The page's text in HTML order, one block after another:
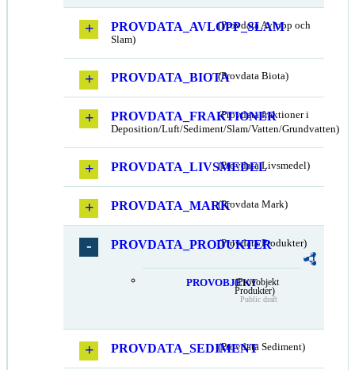
PROVDATA_AVLOPP_SLAM
(Provdata Avlopp och
Slam)
PROVDATA_BIOTA(Provdata Biota)
PROVDATA_FRAKTIONER
(Provdata fraktioner i
Deposition/Luft/Sediment/Slam/Vatten/Grundvatten)
PROVDATA_LIVSMEDEL
(Provdata Livsmedel)
PROVDATA_MARK(Provdata Mark)
PROVDATA_PRODUKTER
(Provdata Produkter)
PROVOBJEKT(Provobjekt
Produkter)
Public draft
PROVDATA_SEDIMENT(Provdata Sediment)